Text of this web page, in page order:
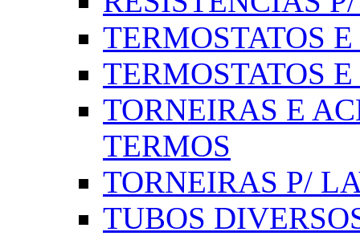
TERMOSTATOS
TERMOSTATOS
TORNEIRAS E
TERMOS
TORNEIRAS P/
TUBOS